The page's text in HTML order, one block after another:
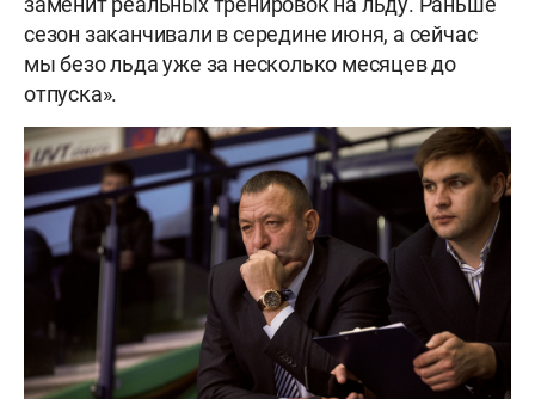
сезон заканчивали в середине июня, а сейчас
мы безо льда уже за несколько месяцев до
отпуска».